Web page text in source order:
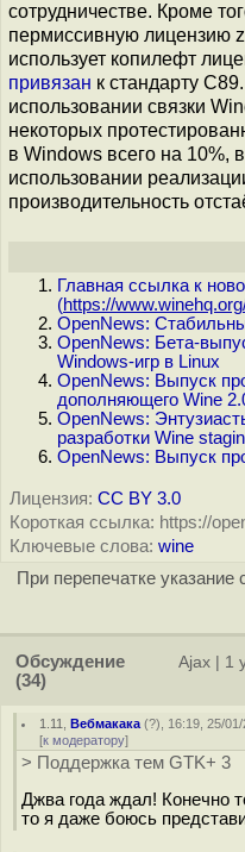
сотрудничестве. Кроме
пермиссивную лицензию
использует копилефт
привязан к стандарту C89.
использовании связки
некоторых
в Windows всего на 10%,
использовании
производительность
Главная ссылка к
(https://
OpenNews:
OpenNews: Бета-
Windows-игр в Linux
OpenNews: Выпуск
дополняющего Wine
OpenNews:
разработки Wine
OpenNews: Выпуск
Лицензия: CC BY 3.0
Короткая ссылка: https://
Ключевые слова: wine
При перепечатке
Обсуждение
(34)
Ajax 1
1.11 ,Вебмакака (?), 16:19, 25/
[к модератору]
> Поддержка тем GTK+ 3
Джва года ждал! Конечно
то я даже боюсь